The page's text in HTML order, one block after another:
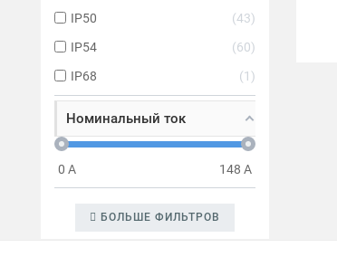
IP50
43
IP54
60
IP68
1
Номинальный ток
0 А 148 А
БОЛЬШЕ ФИЛЬТРОВ